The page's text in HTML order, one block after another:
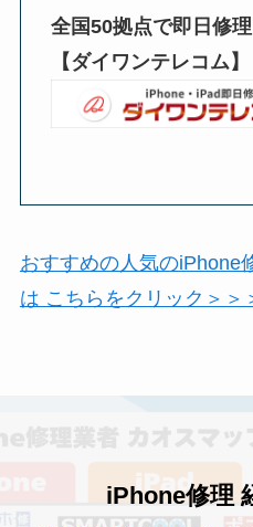
全国50拠点で即日修
【ダイワンテレコム】
おすすめの人気のiPhone
は こちらをクリック＞＞
iPhone修理